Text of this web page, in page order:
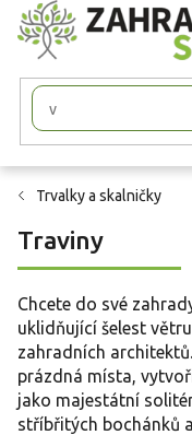
Přejít
na
obsah
Trvalky a skalničky
Traviny
Chcete do své
uklidňující šelest
zahradních
prázdná místa,
jako majestátní
stříbřitých bochánků